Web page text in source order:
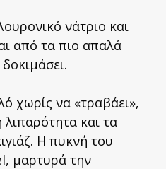
νάτριο και
από τα πιο απαλά
χωρίς να «τραβάει»,
λιπαρότητα και τα
Η πυκνή του
μαρτυρά την